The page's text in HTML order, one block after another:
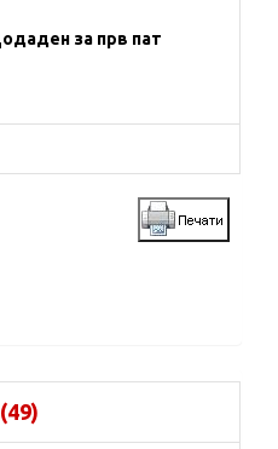
за прв пат